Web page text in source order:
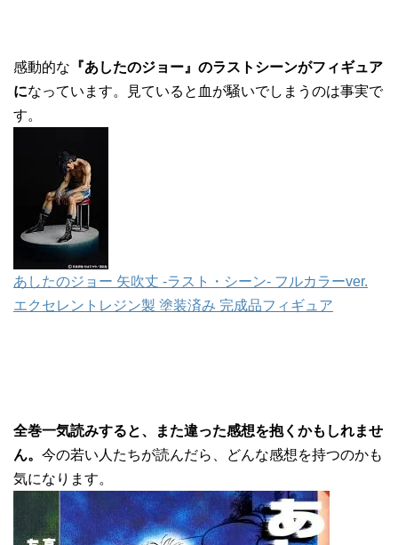
感動的な 『あしたのジョー』のラストシーンがフィギュア
になっています。見ていると血が騒いでしまうのは事実で
す。
あしたのジョー 矢吹丈 -ラスト・シーン- フルカラーver.
エクセレントレジン製 塗装済み 完成品フィギュア
全巻一気読みすると、また違った感想を抱くかもしれませ
ん。 今の若い人たちが読んだら、どんな感想を持つのかも
気になります。